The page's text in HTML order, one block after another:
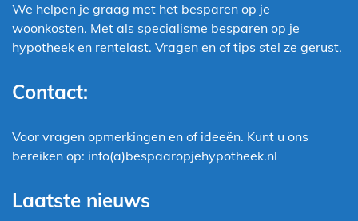
We helpen je graag met het besparen op je
woonkosten. Met als specialisme besparen op je
hypotheek en rentelast. Vragen en of tips stel ze gerust.
Contact:
Voor vragen opmerkingen en of ideeën. Kunt u ons
bereiken op: info(a)bespaaropjehypotheek.nl
Laatste nieuws